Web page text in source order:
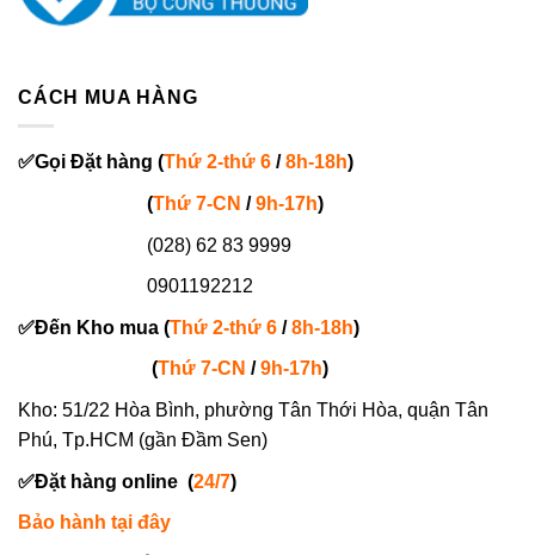
CÁCH MUA HÀNG
✅Gọi Đặt hàng (Thứ 2-thứ 6 /8h-18h)
(Thứ 7-CN /9h-17h)
(028) 62 83 9999
0901192212
✅Đến Kho mua (Thứ 2-thứ 6 /8h-18h)
(Thứ 7-CN /9h-17h)
Kho: 51/22 Hòa Bình, phường Tân Thới Hòa, quận Tân
Phú, Tp.HCM (gần Đầm Sen)
✅Đặt hàng online (24/7)
Bảo hành tại đây